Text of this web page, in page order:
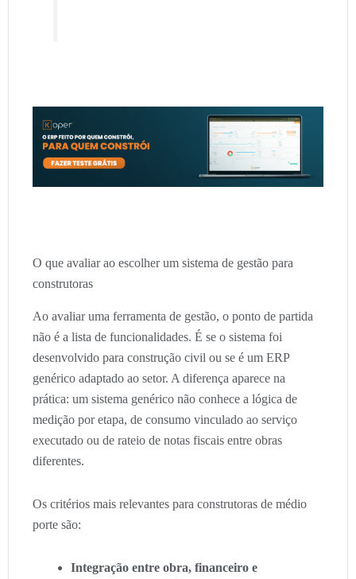
O que avaliar ao escolher um sistema de gestão para
construtoras
Ao avaliar uma ferramenta de gestão, o ponto de partida
não é a lista de funcionalidades. É se o sistema foi
desenvolvido para construção civil ou se é um ERP
genérico adaptado ao setor. A diferença aparece na
prática: um sistema genérico não conhece a lógica de
medição por etapa, de consumo vinculado ao serviço
executado ou de rateio de notas fiscais entre obras
diferentes.
Os critérios mais relevantes para construtoras de médio
porte são:
Integração entre obra, financeiro e